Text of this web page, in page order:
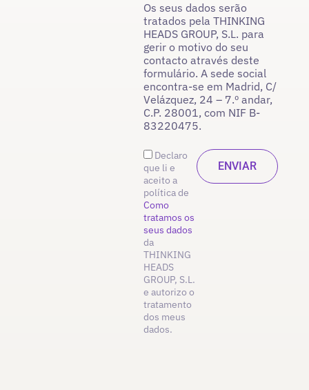
Os seus dados serão
tratados pela THINKING
HEADS GROUP, S.L. para
gerir o motivo do seu
contacto através deste
formulário. A sede social
encontra-se em Madrid, C/
Velázquez, 24 – 7.º andar,
C.P. 28001, com NIF B-
83220475.
Declaro
que li e
aceito a
política de
Como
tratamos os
seus dados
da
THINKING
HEADS
GROUP, S.L.
e autorizo o
tratamento
dos meus
dados.